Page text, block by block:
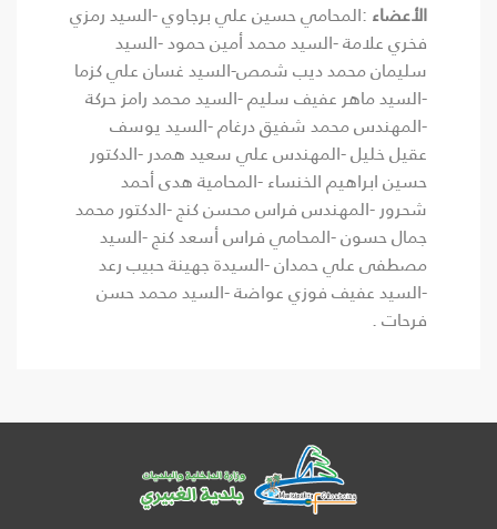
الأعضاء :المحامي حسين علي برجاوي -السيد رمزي
فخري علامة -السيد محمد أمين حمود -السيد
سليمان محمد ديب شمص-السيد غسان علي كزما
-السيد ماهر عفيف سليم -السيد محمد رامز حركة
-المهندس محمد شفيق درغام -السيد يوسف
عقيل خليل -المهندس علي سعيد همدر -الدكتور
حسين ابراهيم الخنساء -المحامية هدى أحمد
شحرور -المهندس فراس محسن كنج -الدكتور محمد
جمال حسون -المحامي فراس أسعد كنج -السيد
مصطفى علي حمدان -السيدة جهينة حبيب رعد
-السيد عفيف فوزي عواضة -السيد محمد حسن
فرحات .